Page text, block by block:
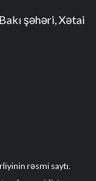
şəhəri, Xətai
rəsmi saytı.